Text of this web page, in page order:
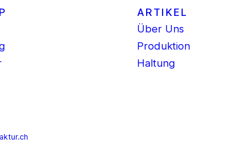
ARTIKEL
Über Uns
Produktion
Haltung